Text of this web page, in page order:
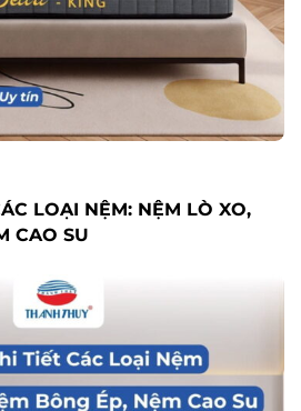
LOẠI NỆM: NỆM LÒ XO,
CAO SU